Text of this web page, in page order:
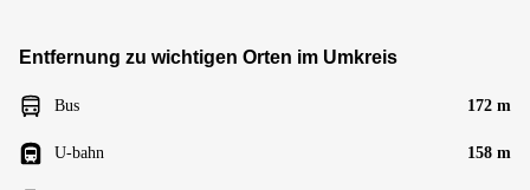
Entfernung zu wichtigen Orten im Umkreis
Bus 172 m
U-bahn 158 m